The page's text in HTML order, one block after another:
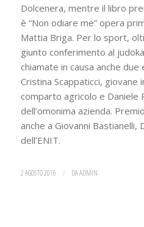
Dolcenera, mentre il libro
è “Non odiare me” opera
Mattia Briga. Per lo sport,
giunto conferimento al
chiamate in causa anche due
Cristina Scappaticci, giovane
comparto agricolo e Daniele
dell’omonima azienda.
anche a Giovanni
dell’ENIT.
2 AGOSTO 2016 / DAADMIN